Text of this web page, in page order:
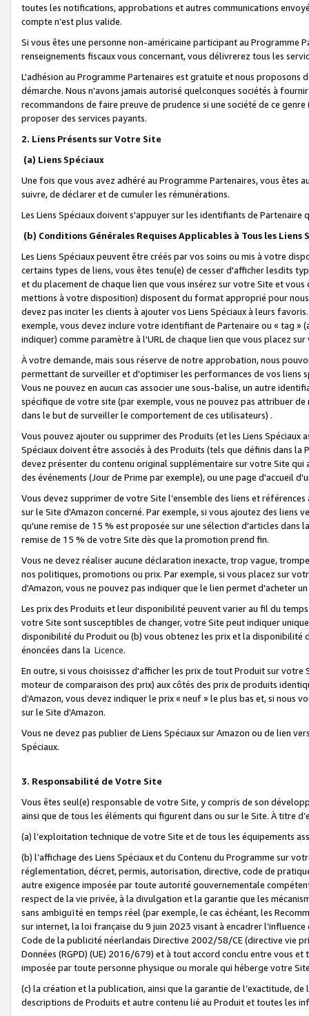
toutes les notifications, approbations et autres communications
compte n’est plus valide.
Si vous êtes une personne non-américaine participant au
renseignements fiscaux vous concernant, vous délivrerez tous les
L'adhésion au Programme Partenaires est gratuite et nous proposons
démarche. Nous n'avons jamais autorisé quelconques sociétés à
recommandons de faire preuve de prudence si une société de ce
proposer des services payants.
2. Liens Présents sur Votre Site
(a) Liens Spéciaux
Une fois que vous avez adhéré au Programme Partenaires, vous êtes
suivre, de déclarer et de cumuler les rémunérations.
Les Liens Spéciaux doivent s'appuyer sur les identifiants de Partenaire
(b) Conditions Générales Requises Applicables à Tous les Liens
Les Liens Spéciaux peuvent être créés par vos soins ou mis à votre
certains types de liens, vous êtes tenu(e) de cesser d'afficher lesdits
et du placement de chaque lien que vous insérez sur votre Site et
mettions à votre disposition) disposent du format approprié pour
devez pas inciter les clients à ajouter vos Liens Spéciaux à leurs
exemple, vous devez inclure votre identifiant de Partenaire ou « tag
indiquer) comme paramètre à l'URL de chaque lien que vous placez
À votre demande, mais sous réserve de notre approbation, nous
permettant de surveiller et d'optimiser les performances de vos liens
Vous ne pouvez en aucun cas associer une sous-balise, un autre
spécifique de votre site (par exemple, vous ne pouvez pas attribuer
dans le but de surveiller le comportement de ces utilisateurs) .
Vous pouvez ajouter ou supprimer des Produits (et les Liens
Spéciaux doivent être associés à des Produits (tels que définis dans
devez présenter du contenu original supplémentaire sur votre Site qui
des événements (Jour de Prime par exemple), ou une page d'accueil
Vous devez supprimer de votre Site l’ensemble des liens et
sur le Site d'Amazon concerné. Par exemple, si vous ajoutez des
qu'une remise de 15 % est proposée sur une sélection d'articles
remise de 15 % de votre Site dès que la promotion prend fin.
Vous ne devez réaliser aucune déclaration inexacte, trop vague,
nos politiques, promotions ou prix. Par exemple, si vous placez sur
d'Amazon, vous ne pouvez pas indiquer que le lien permet d'acheter
Les prix des Produits et leur disponibilité peuvent varier au fil du
votre Site sont susceptibles de changer, votre Site peut indiquer
disponibilité du Produit ou (b) vous obtenez les prix et la disponibilité
énoncées dans la Licence.
En outre, si vous choisissez d'afficher les prix de tout Produit sur
moteur de comparaison des prix) aux côtés des prix de produits
d'Amazon, vous devez indiquer le prix « neuf » le plus bas et, si nous
sur le Site d'Amazon.
Vous ne devez pas publier de Liens Spéciaux sur Amazon ou de lien
Spéciaux.
3. Responsabilité de Votre Site
Vous êtes seul(e) responsable de votre Site, y compris de son
ainsi que de tous les éléments qui figurent dans ou sur le Site. À titre
(a) l’exploitation technique de votre Site et de tous les équipements
(b) l’affichage des Liens Spéciaux et du Contenu du Programme sur
réglementation, décret, permis, autorisation, directive, code de
autre exigence imposée par toute autorité gouvernementale
respect de la vie privée, à la divulgation et la garantie que les
sans ambiguïté en temps réel (par exemple, le cas échéant, les
sur internet, la loi française du 9 juin 2023 visant à encadrer
Code de la publicité néerlandais Directive 2002/58/CE (directive vie
Données (RGPD) (UE) 2016/679) et à tout accord conclu entre vous
imposée par toute personne physique ou morale qui héberge votre
(c) la création et la publication, ainsi que la garantie de l’exactitude,
descriptions de Produits et autre contenu lié au Produit et toutes les